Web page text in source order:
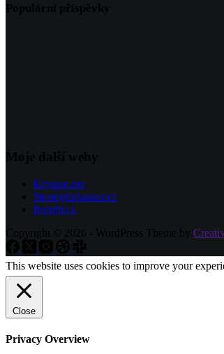
Populární příspěvky
Moje další weby
Kryspin.net
Strategicplanner.cz
Insight.cz
Copyright © 2026 - WordPress Theme by
This website uses cookies to improve your
Close
Privacy Overview